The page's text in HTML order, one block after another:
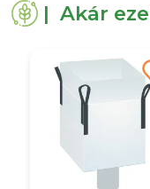
| Akár